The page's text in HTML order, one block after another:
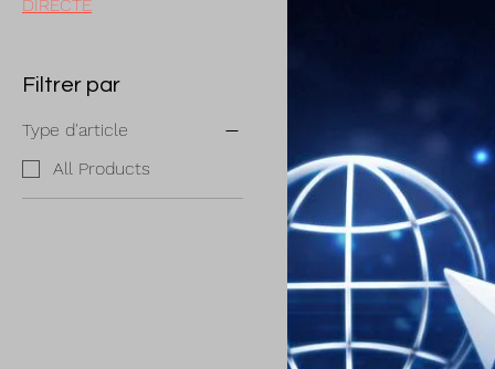
DIRECTE
Filtrer par
Type d'article
All Products